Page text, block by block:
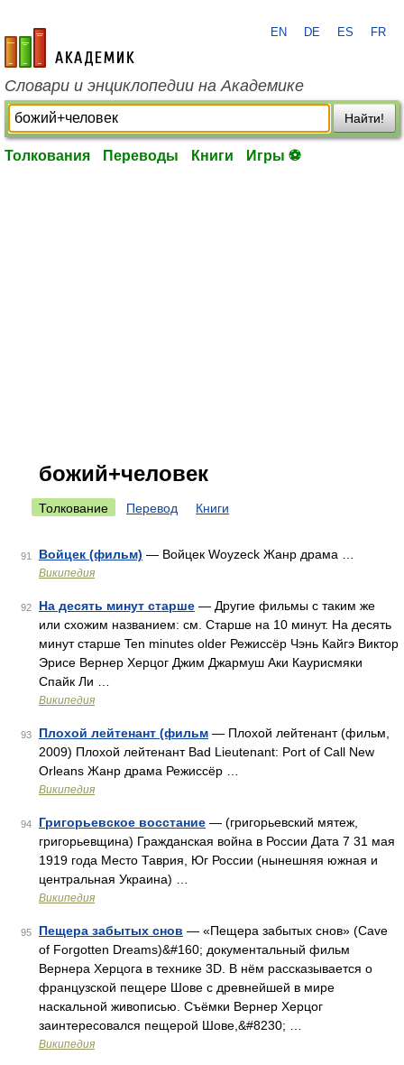
academic.ru
EN DE ES FR
Словари и энциклопедии на Академике
Найти!
Толкования Переводы Книги Игры ⚽
божий+человек
Толкование Перевод Книги
91 Войцек (фильм) — Войцек Woyzeck Жанр драма …
Википедия
92 На десять минут старше — Другие фильмы с таким же
или схожим названием: см. Старше на 10 минут. На десять
минут старше Ten minutes older Режиссёр Чэнь Кайгэ Виктор
Эрисе Вернер Херцог Джим Джармуш Аки Каурисмяки
Спайк Ли …
Википедия
93 Плохой лейтенант (фильм — Плохой лейтенант (фильм,
2009) Плохой лейтенант Bad Lieutenant: Port of Call New
Orleans Жанр драма Режиссёр …
Википедия
94 Григорьевское восстание — (григорьевский мятеж,
григорьевщина) Гражданская война в России Дата 7 31 мая
1919 года Место Таврия, Юг России (нынешняя южная и
центральная Украина) …
Википедия
95 Пещера забытых снов — «Пещера забытых снов» (Cave
of Forgotten Dreams)&#160; документальный фильм
Вернера Херцога в технике 3D. В нём рассказывается о
французской пещере Шове с древнейшей в мире
наскальной живописью. Съёмки Вернер Херцог
заинтересовался пещерой Шове,&#8230; …
Википедия